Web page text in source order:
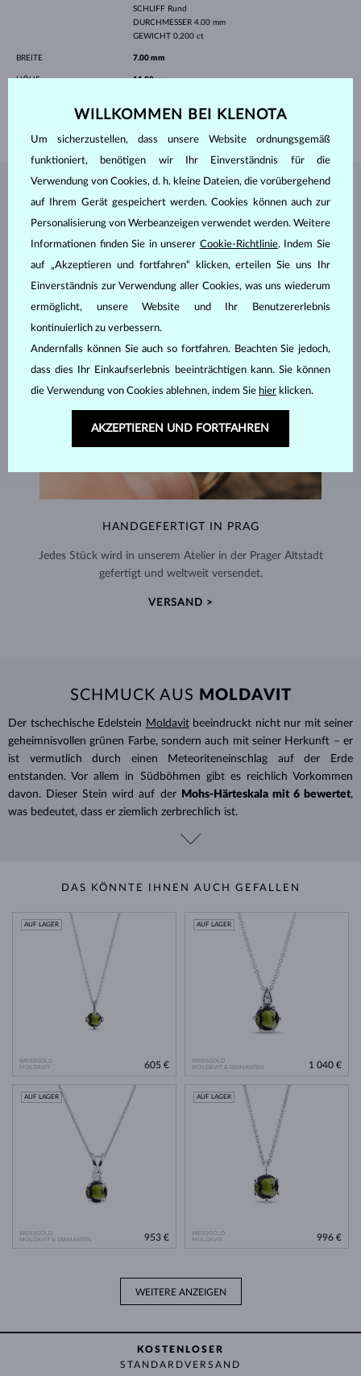
SCHLIFF Rund
DURCHMESSER 4.00 mm
GEWICHT 0.200 ct
BREITE 7.00 mm
HÖHE 11.00 mm
SCHMUCK AUS DEMKLENOTA ATELIER
HANDGEFERTIGT IN PRAG
Jedes Stück wird in unserem Atelier in der Prager Altstadt
gefertigt und weltweit versendet.
VERSAND >
SCHMUCK AUS MOLDAVIT
Der tschechische Edelstein Moldavitbeeindruckt nicht nur mit seiner
geheimnisvollen grünen Farbe, sondern auch mit seiner Herkunft – er
ist vermutlich durch einen Meteoriteneinschlag auf der Erde
entstanden. Vor allem in Südböhmen gibt es reichlich Vorkommen
davon. Dieser Stein wird auf der
Mohs-Härteskala mit 6 bewertet,
was bedeutet, dass er ziemlich zerbrechlich ist.
DAS KÖNNTE IHNEN AUCH GEFALLEN
WEISSGOLD
MOLDAVIT
AUF LAGER
605 €
WEISSGOLD
MOLDAVIT & DIAMANTEN
AUF LAGER
1 040 €
WEISSGOLD
MOLDAVIT & DIAMANTEN
AUF LAGER
953 €
WEISSGOLD
MOLDAVIT
AUF LAGER
996 €
WEITERE ANZEIGEN
KOSTENLOSER
STANDARDVERSAND
WILLKOMMEN BEI KLENOTA
Um sicherzustellen, dass unsere Website ordnungsgemäß
funktioniert, benötigen wir Ihr Einverständnis für die
Verwendung von Cookies, d. h. kleine Dateien, die vorübergehend
auf Ihrem Gerät gespeichert werden. Cookies können auch zur
Personalisierung von Werbeanzeigen verwendet werden. Weitere
Informationen finden Sie in unserer Cookie-Richtlinie. Indem Sie
auf „Akzeptieren und fortfahren“ klicken, erteilen Sie uns Ihr
Einverständnis zur Verwendung aller Cookies, was uns wiederum
ermöglicht, unsere Website und Ihr Benutzererlebnis
kontinuierlich zu verbessern.
Andernfalls können Sie auch so fortfahren. Beachten Sie jedoch,
dass dies Ihr Einkaufserlebnis beeinträchtigen kann. Sie können
die Verwendung von Cookies ablehnen, indem Sie hier klicken.
AKZEPTIEREN UND FORTFAHREN